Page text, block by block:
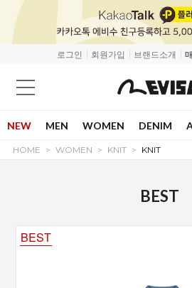
로그인 회원가입 브랜드소개
NEW MEN WOMEN DENIM
HOME WOMEN KNIT KNIT
BEST
BEST